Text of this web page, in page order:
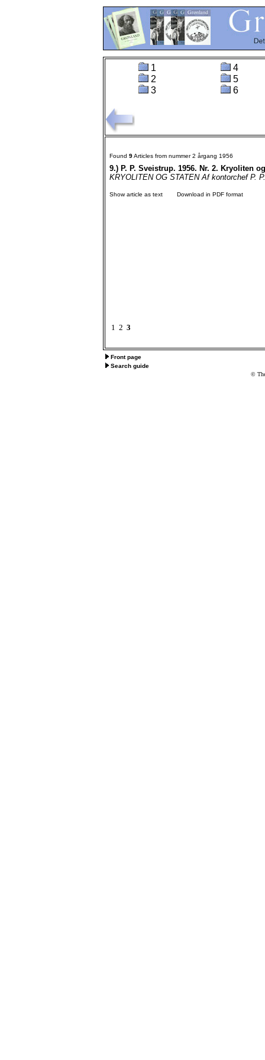
1
2
3
4
5
6
Found 9Articles from nummer 2 årgang 1956
9.) P. P. Sveistrup. 1956. Nr. 2. Kryoliten
KRYOLITEN OG STATEN Af kontorchef P.
Show article as text Download in PDF format
1 2 3
Front page
Search guide
©